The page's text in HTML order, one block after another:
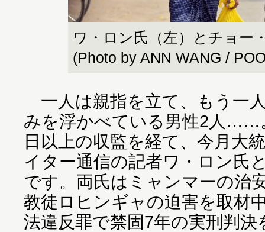
ワ・ロン氏（左）とチョー
(Photo by ANN WANG /
一人は親指を立て、もう一
みを浮かべている男性2人……
日以上の収監を経て、今月大
イター通信の記者ワ・ロン氏
です。両氏はミャンマーの治
教徒ロヒンギャの迫害を取材
法違反罪で禁固7年の実刑判